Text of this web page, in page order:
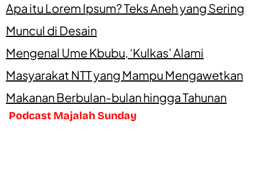
Apa itu Lorem Ipsum? Teks Aneh yang Sering
Muncul di Desain
Mengenal Ume Kbubu, ‘Kulkas’ Alami
Masyarakat NTT yang Mampu Mengawetkan
Makanan Berbulan-bulan hingga Tahunan
Podcast Majalah Sunday